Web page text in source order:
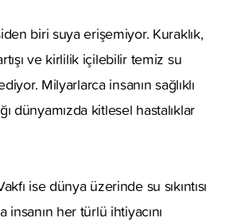
biri suya erişemiyor. Kuraklık,
ve kirlilik içilebilir temiz su
Milyarlarca insanın sağlıklı
dünyamızda kitlesel hastalıklar
ise dünya üzerinde su sıkıntısı
her türlü ihtiyacını